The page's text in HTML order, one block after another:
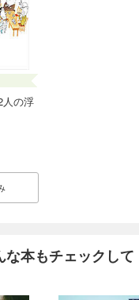
の浮
本もチェックして